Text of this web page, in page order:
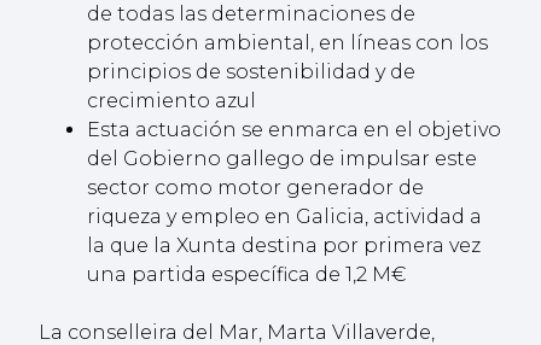
de todas las determinaciones de
protección ambiental, en líneas con los
principios de sostenibilidad y de
crecimiento azul
Esta actuación se enmarca en el objetivo
del Gobierno gallego de impulsar este
sector como motor generador de
riqueza y empleo en Galicia, actividad a
la que la Xunta destina por primera vez
una partida específica de 1,2 M€
La conselleira del Mar, Marta Villaverde,